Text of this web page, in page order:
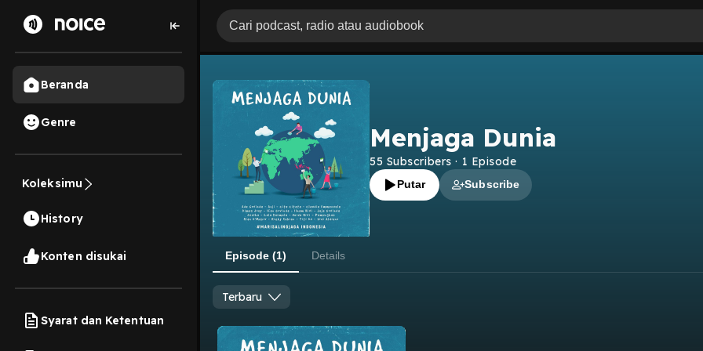
Beranda
Genre
Koleksimu
History
Konten disukai
Syarat dan Ketentuan
Menjaga Dunia
55 Subscribers · 1 Episode
Putar Subscribe
Episode (1) Details
Terbaru